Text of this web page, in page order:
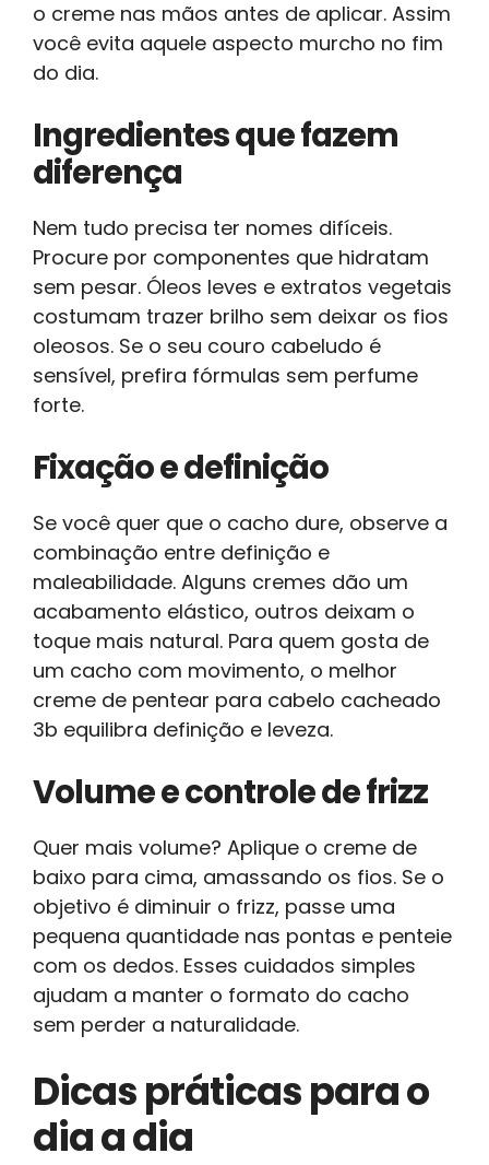
o creme nas mãos antes de aplicar. Assim
você evita aquele aspecto murcho no fim
do dia.
Ingredientes que fazem
diferença
Nem tudo precisa ter nomes difíceis.
Procure por componentes que hidratam
sem pesar. Óleos leves e extratos vegetais
costumam trazer brilho sem deixar os fios
oleosos. Se o seu couro cabeludo é
sensível, prefira fórmulas sem perfume
forte.
Fixação e definição
Se você quer que o cacho dure, observe a
combinação entre definição e
maleabilidade. Alguns cremes dão um
acabamento elástico, outros deixam o
toque mais natural. Para quem gosta de
um cacho com movimento, o melhor
creme de pentear para cabelo cacheado
3b equilibra definição e leveza.
Volume e controle de frizz
Quer mais volume? Aplique o creme de
baixo para cima, amassando os fios. Se o
objetivo é diminuir o frizz, passe uma
pequena quantidade nas pontas e penteie
com os dedos. Esses cuidados simples
ajudam a manter o formato do cacho
sem perder a naturalidade.
Dicas práticas para o
dia a dia